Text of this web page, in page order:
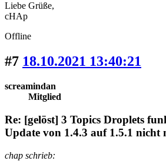
Liebe Grüße,
cHAp
Offline
#7 18.10.2021 13:40:21
screamindan
Mitglied
Re: [gelöst] 3 Topics Droplets
Update von 1.4.3 auf 1.5.1 nicht
chap schrieb: